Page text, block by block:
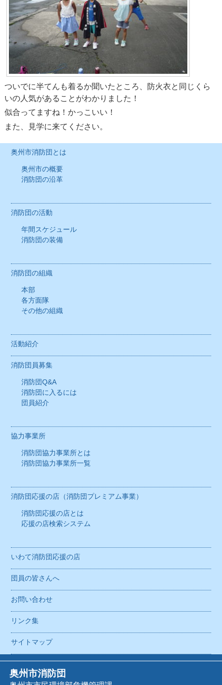
ついでに半てんも着るか聞いたところ、防火衣と同じくら
いの人気があることがわかりました！
似合ってますね！かっこいい！
また、見学に来てください。
奥州市消防団とは
奥州市の概要
消防団の沿革
消防団の活動
年間スケジュール
消防団の装備
消防団の組織
本部
各方面隊
その他の組織
活動紹介
消防団員募集
消防団Q&A
消防団に入るには
団員紹介
協力事業所
消防団協力事業所とは
消防団協力事業所一覧
消防団応援の店（消防団プレミアム事業）
消防団応援の店とは
応援の店検索システム
いわて消防団応援の店
団員の皆さんへ
お問い合わせ
リンク集
サイトマップ
奥州市消防団